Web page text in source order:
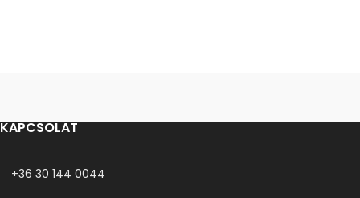
KAPCSOLAT
+36 30 144 0044